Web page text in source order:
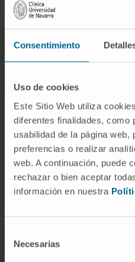
Consentimiento
Uso de cookies
Este Sitio Web utiliza
diferentes finalidades, como
usabilidad de la página web,
preferencias o realizar
web. A continuación, puede
rechazar o bien aceptar
información en nuestra
Necesarias
Join our community!
Follow us
DISEASES AND